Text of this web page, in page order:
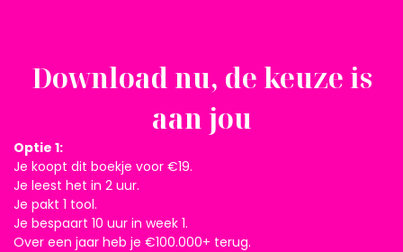
Download nu, de keuze is
aan jou
Optie 1:
Je koopt dit boekje voor €19.
Je leest het in 2 uur.
Je pakt 1 tool.
Je bespaart 10 uur in week 1.
Over een jaar heb je €100.000+ terug.